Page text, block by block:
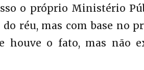
o próprio Ministério
réu, mas com base no
houve o fato, mas não